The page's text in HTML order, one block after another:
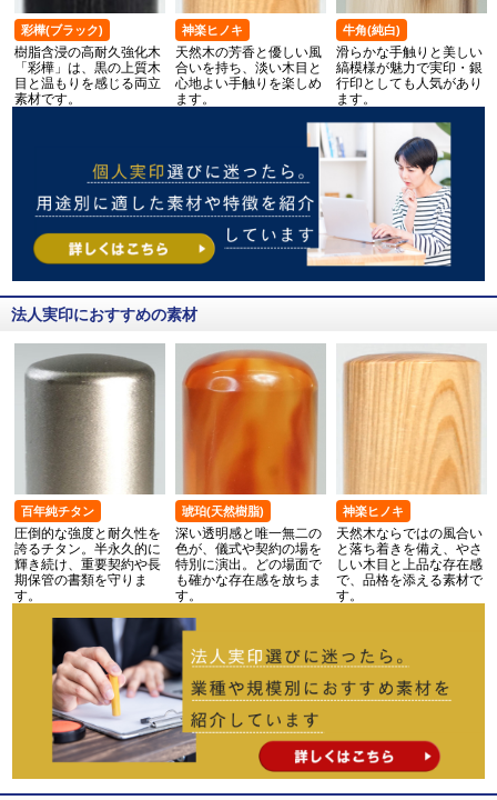
彩樺(ブラック)
樹脂含浸の高耐久強化木
「彩樺」は、黒の上質木
目と温もりを感じる両立
素材です。
神楽ヒノキ
天然木の芳香と優しい風
合いを持ち、淡い木目と
心地よい手触りを楽しめ
ます。
牛角(純白)
滑らかな手触りと美しい
縞模様が魅力で実印・銀
行印としても人気があり
ます。
法人実印におすすめの素材
百年純チタン
圧倒的な強度と耐久性を
誇るチタン。半永久的に
輝き続け、重要契約や長
期保管の書類を守りま
す。
琥珀(天然樹脂)
深い透明感と唯一無二の
色が、儀式や契約の場を
特別に演出。どの場面で
も確かな存在感を放ちま
す。
神楽ヒノキ
天然木ならではの風合い
と落ち着きを備え、やさ
しい木目と上品な存在感
で、品格を添える素材で
す。